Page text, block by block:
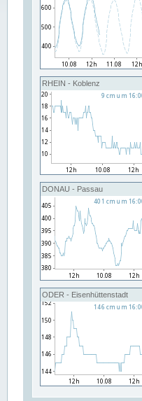
RHEIN - Koblenz
DONAU - Passau
ODER - Eisenhüttenstadt